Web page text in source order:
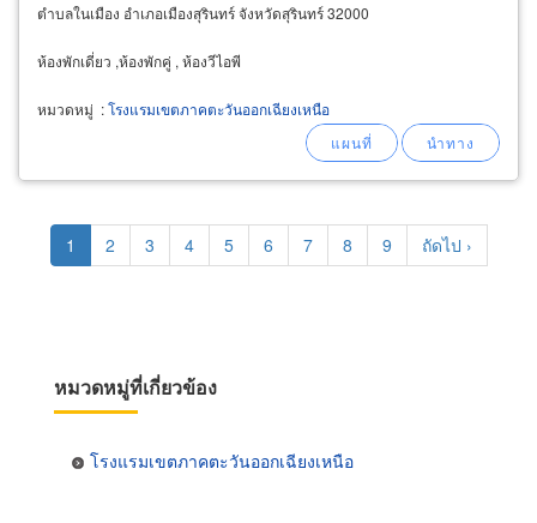
ตำบลในเมือง อำเภอเมืองสุรินทร์ จังหวัดสุรินทร์ 32000
ห้องพักเดี่ยว ,ห้องพักคู่ , ห้องวีไอพี
หมวดหมู่ :โรงแรมเขตภาคตะวันออกเฉียงเหนือ
Pagination
Current
page
1 Page
2 Page
3 Page
4 Page
5 Page
6 Page
7 Page
8 Page
9
Next
page
ถัดไป ›
หมวดหมู่ที่เกี่ยวข้อง
โรงแรมเขตภาคตะวันออกเฉียงเหนือ